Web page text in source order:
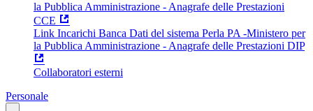
la Pubblica Amministrazione - Anagrafe delle Prestazioni
CCE
Link Incarichi Banca Dati del sistema Perla PA -Ministero per
la Pubblica Amministrazione - Anagrafe delle Prestazioni DIP
Collaboratori esterni
Personale